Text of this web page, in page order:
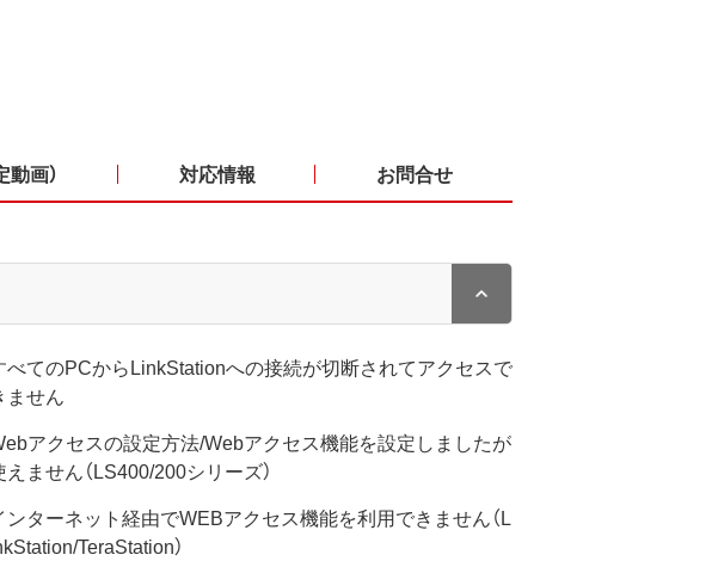
画） 対応情報 お問合せ
べてのPCからLinkStationへの接続が切断されてアクセスで
ません
アクセスの設定方法/Webアクセス機能を設定しましたが
えません（LS400/200シリーズ）
ンターネット経由でWEBアクセス機能を利用できません（L
TeraStation）